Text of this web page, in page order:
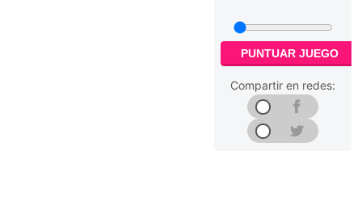
PUNTUAR JUEGO
Compartir en redes: